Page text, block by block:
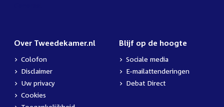
Over Tweedekamer.nl
Colofon
Disclaimer
Uw privacy
Cookies
Blijf op de hoogte
Sociale media
E-mailattenderingen
Debat Direct